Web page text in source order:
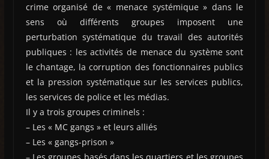
crime organisé de « menace systémique » dans le
sens où différents groupes imposent une
perturbation systématique du travail des autorités
publiques : les activités de menace du système sont
le chantage, la corruption des fonctionnaires publics
et la pression systématique sur les services publics,
les services de police et les médias.
Il y a trois groupes criminels :
– Les « MC gangs » et leurs alliés
– Les « gangs-prison »